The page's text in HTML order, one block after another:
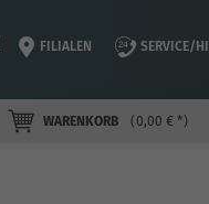
FILIALEN SERVICE/
WARENKORB 0,00 € *